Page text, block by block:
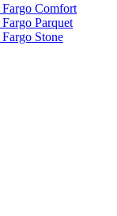
Comfort
Parquet
Stone